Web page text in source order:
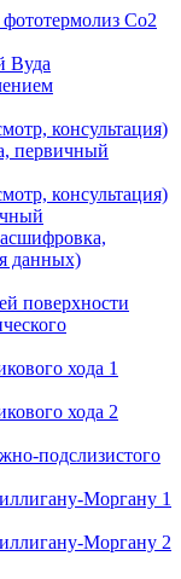
Со2
Вуда
консультация)
первичный
консультация)
данных)
поверхности
хода 1
хода 2
подслизистого
Моргану 1
Моргану 2